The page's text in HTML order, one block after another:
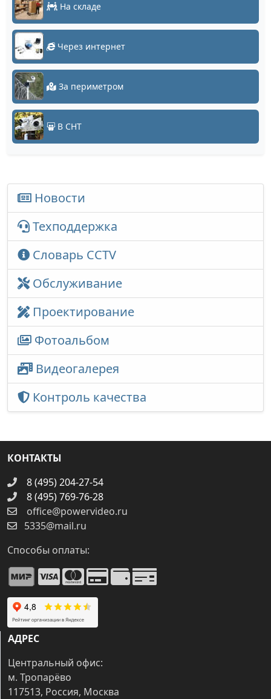
На складе
Через интернет
За периметром
В СНТ
Новости
Техподдержка
Словарь CCTV
Обслуживание
Проектирование
Фотоальбом
Видеогалерея
Контроль качества
КОНТАКТЫ
8 (495) 204-27-54
8 (495) 769-76-28
office@powervideo.ru
5335@mail.ru
Способы оплаты:
АДРЕС
Центральный офис:
м. Тропарёво
117513, Россия, Москва